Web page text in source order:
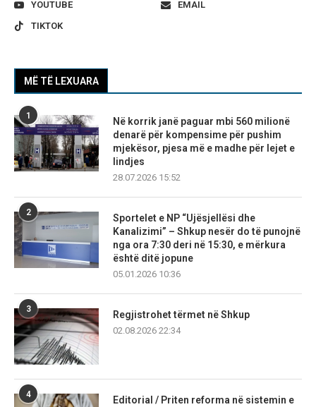
YOUTUBE
EMAIL
TIKTOK
MË TË LEXUARA
1
Në korrik janë paguar mbi 560 milionë
denarë për kompensime për pushim
mjekësor, pjesa më e madhe për lejet e
lindjes
28.07.2026 15:52
2
Sportelet e NP “Ujësjellësi dhe
Kanalizimi” – Shkup nesër do të punojnë
nga ora 7:30 deri në 15:30, e mërkura
është ditë jopune
05.01.2026 10:36
3
Regjistrohet tërmet në Shkup
02.08.2026 22:34
4
Editorial / Priten reforma në sistemin e